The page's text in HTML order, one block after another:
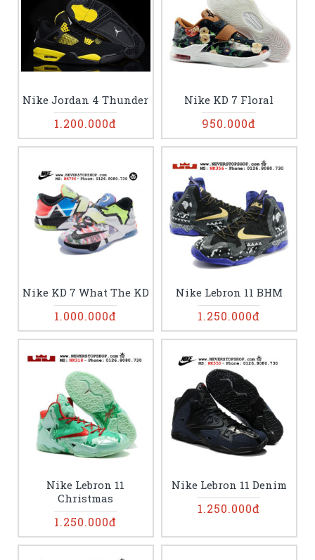
Nike Jordan 4 Thunder
1.200.000đ
Nike KD 7 Floral
950.000đ
Nike KD 7 What The KD
1.000.000đ
Nike Lebron 11 BHM
1.250.000đ
Nike Lebron 11
Christmas
1.250.000đ
Nike Lebron 11 Denim
1.250.000đ